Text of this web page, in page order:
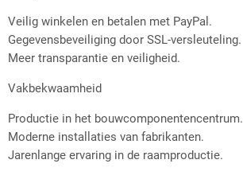
Veilig winkelen en betalen met PayPal.
Gegevensbeveiliging door SSL-versleuteling.
Meer transparantie en veiligheid.
Vakbekwaamheid
Productie in het bouwcomponentencentrum.
Moderne installaties van fabrikanten.
Jarenlange ervaring in de raamproductie.